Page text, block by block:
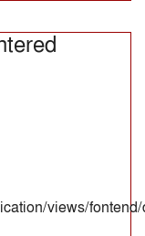
views/